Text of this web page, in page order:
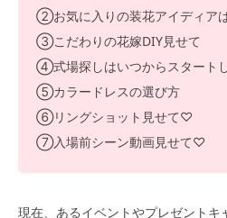
②お気に入りの装花アイディア
③こだわりの花嫁DIY見せて
④式場探しはいつからスタート
⑤カラードレスの選び方
⑥リングショット見せて♡
⑦入場前シーン動画見せて♡
現在、あるイベントやプレゼントキ